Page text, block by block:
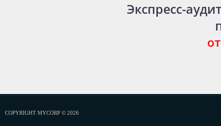
Экспресс-
COPYRIGHT MYCORP © 2026